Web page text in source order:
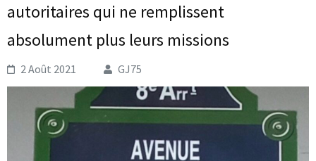
autoritaires qui ne remplissent
absolument plus leurs missions
2 Août 2021 GJ75